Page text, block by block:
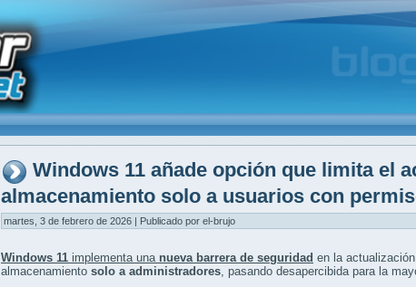
Windows 11 añade opción que limita el
almacenamiento solo a usuarios con
martes, 3 de febrero de 2026 | Publicado por el-brujo
Windows 11 implementa una nueva barrera de seguridad en la actualización
almacenamiento solo a administradores , pasando desapercibida para la